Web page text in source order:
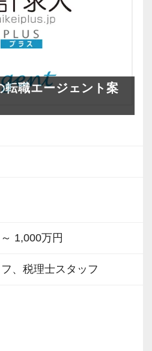
転職エージェント案
1,000万円
、税理士スタッフ